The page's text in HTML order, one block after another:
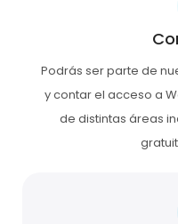
Podrás ser parte de
y contar el acceso a
de distintas áreas